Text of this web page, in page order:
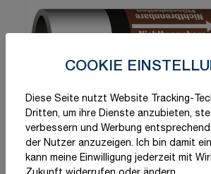
COOKIE
Diese Seite nutzt Website Tracking-
Dritten, um ihre Dienste anzubieten,
verbessern und Werbung
der Nutzer anzuzeigen. Ich bin damit
kann meine Einwilligung jederzeit mit